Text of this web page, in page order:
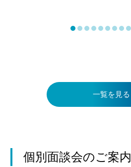
一覧を見る
個別面談会のご案内